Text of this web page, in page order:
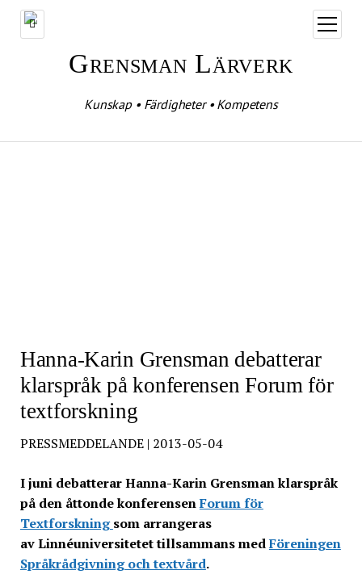
öppna
meny
Grensman Lärverk
Kunskap • Färdigheter • Kompetens
Hanna-Karin Grensman debatterar
klarspråk på konferensen Forum för
textforskning
PRESSMEDDELANDE | 2013-05-04
I juni debatterar Hanna-Karin Grensman klarspråk
på den åttonde konferensenForum för
Textforskningsom arrangeras
av Linnéuniversitetet tillsammans medFöreningen
Språkrådgivning och textvård.